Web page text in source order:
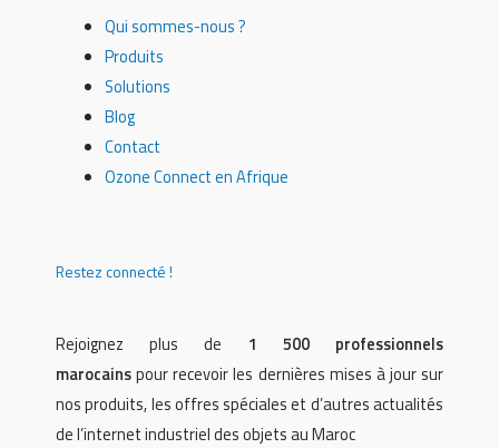
Qui sommes-nous ?
Produits
Solutions
Blog
Contact
Ozone Connect en Afrique
Restez connecté !
Rejoignez plus de 1 500 professionnels
marocainspour recevoir les dernières mises à jour sur
nos produits, les offres spéciales et d’autres actualités
de l’internet industriel des objets au Maroc